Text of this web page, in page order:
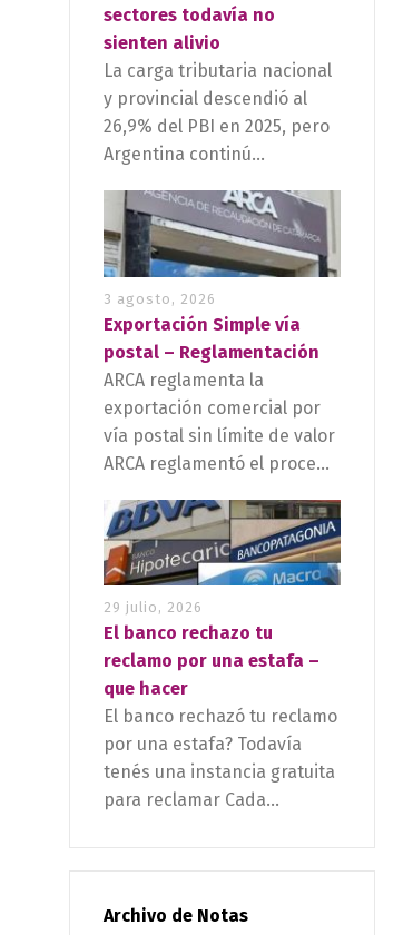
sectores todavía no
sienten alivio
La carga tributaria nacional
y provincial descendió al
26,9% del PBI en 2025, pero
Argentina continú...
3 agosto, 2026
Exportación Simple vía
postal – Reglamentación
ARCA reglamenta la
exportación comercial por
vía postal sin límite de valor
ARCA reglamentó el proce...
29 julio, 2026
El banco rechazo tu
reclamo por una estafa –
que hacer
El banco rechazó tu reclamo
por una estafa? Todavía
tenés una instancia gratuita
para reclamar Cada...
Archivo de Notas